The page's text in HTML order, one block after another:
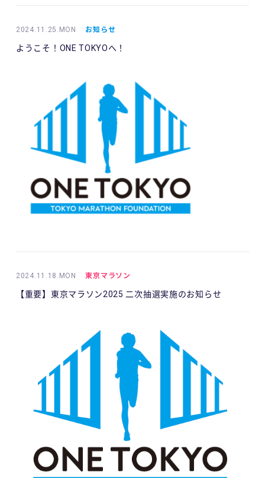
2024.11.25.MON お知らせ
ようこそ！ONE TOKYOへ！
2024.11.18.MON 東京マラソン
【重要】東京マラソン2025 二次抽選実施のお知らせ